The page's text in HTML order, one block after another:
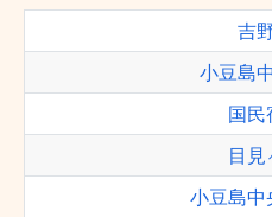
吉
小豆島
国民
目見
小豆島中